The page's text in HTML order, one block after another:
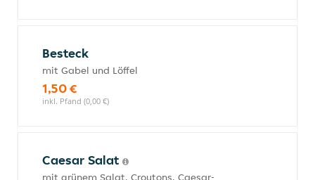
Besteck
mit Gabel und Löffel
1,50 €
inkl. Pfand (0,00 €)
Caesar Salat
mit grünem Salat, Croutons, Caesar-